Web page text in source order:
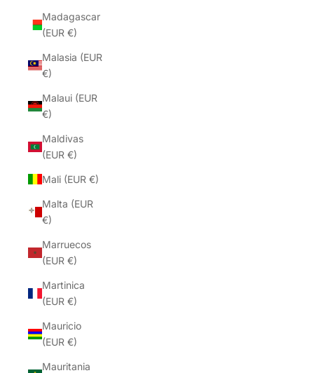
Madagascar
(EUR €)
Malasia (EUR
€)
Malaui (EUR
€)
Maldivas
(EUR €)
Mali (EUR €)
Malta (EUR
€)
Marruecos
(EUR €)
Martinica
(EUR €)
Mauricio
(EUR €)
Mauritania